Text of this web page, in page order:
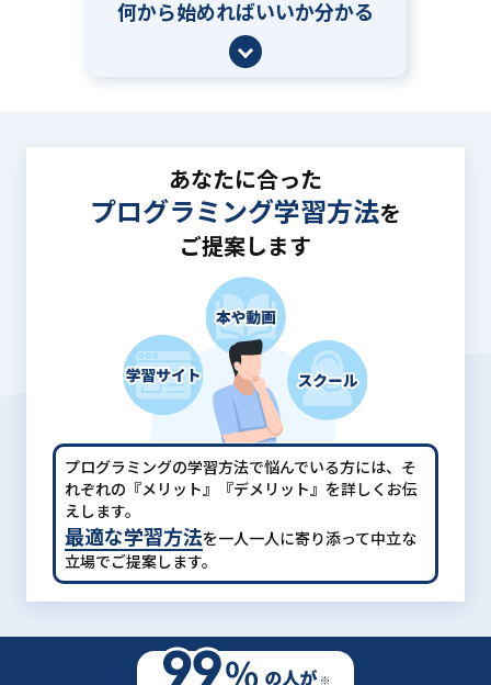
何から始めればいいか分かる
あなたに合った
プログラミング学習方法を
ご提案します
プログラミングの学習方法で悩んでいる方には、 そ
れぞれの『メリット』『デメリット』を詳しくお伝
えします。
最適な学習方法を一人一人に寄り添って中立な
立場でご提案します。